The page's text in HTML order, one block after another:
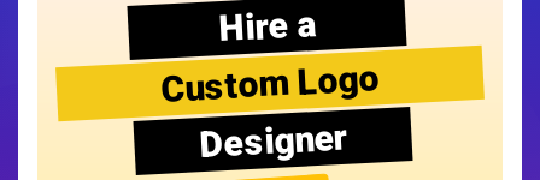
Hire a
Custom Logo
Designer